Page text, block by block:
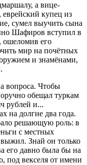
а вице-
купец из
сумел выучить сына
Шафиров вступил в
ошеломив его
мир на почётных
и знамёнами,
вопроса. Чтобы
обещал туркам
рублей и...
на долгие два года.
решающую роль: в
с местных
Знай он только
его давно была бы на
под векселя от имени